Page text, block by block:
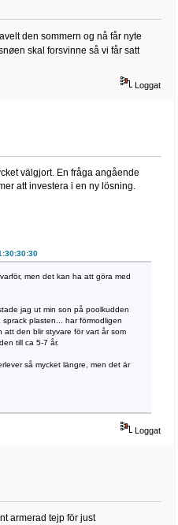
den sommern og nå får nyte
skal forsvinne så vi får satt
Loggat
välgjort. En fråga angående
att investera i en ny lösning.
men det kan ha att göra med
jag ut min son på poolkudden
plasten... har förmodligen
att den blir styvare för vart år som
till ca 5-7 år.
så mycket längre, men det är
Loggat
armerad tejp för just